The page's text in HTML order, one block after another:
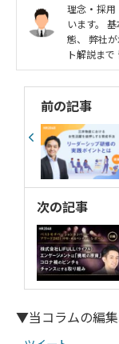
理念・採用
います。
態、 弊社
ト解説まで
前の記事
次の記事
▼当コラムの編